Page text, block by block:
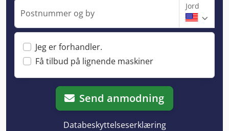
Postnummer og by
Jord
Jeg er forhandler.
Få tilbud på lignende maskiner
Send anmodning
Databeskyttelseserklæring